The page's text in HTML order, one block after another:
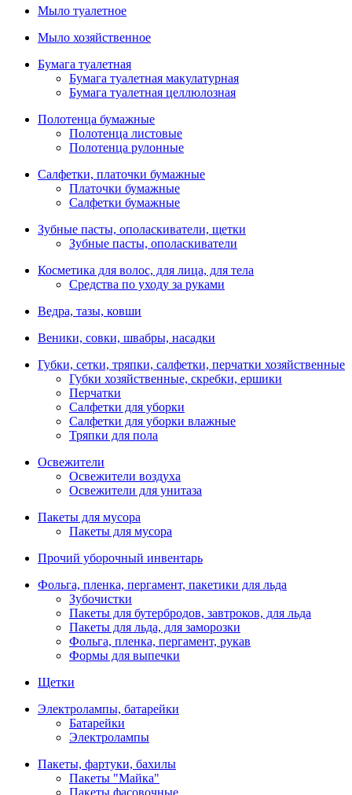
Мыло туалетное
Мыло хозяйственное
Бумага туалетная
Бумага туалетная макулатурная
Бумага туалетная целлюлозная
Полотенца бумажные
Полотенца листовые
Полотенца рулонные
Салфетки, платочки бумажные
Платочки бумажные
Салфетки бумажные
Зубные пасты, ополаскиватели, щетки
Зубные пасты, ополаскиватели
Косметика для волос, для лица, для тела
Средства по уходу за руками
Ведра, тазы, ковши
Веники, совки, швабры, насадки
Губки, сетки, тряпки, салфетки, перчатки хозяйственные
Губки хозяйственные, скребки, ершики
Перчатки
Салфетки для уборки
Салфетки для уборки влажные
Тряпки для пола
Освежители
Освежители воздуха
Освежители для унитаза
Пакеты для мусора
Пакеты для мусора
Прочий уборочный инвентарь
Фольга, пленка, пергамент, пакетики для льда
Зубочистки
Пакеты для бутербродов, завтроков, для льда
Пакеты для льда, для заморозки
Фольга, пленка, пергамент, рукав
Формы для выпечки
Щетки
Электролампы, батарейки
Батарейки
Электролампы
Пакеты, фартуки, бахилы
Пакеты "Майка"
Пакеты фасовочные